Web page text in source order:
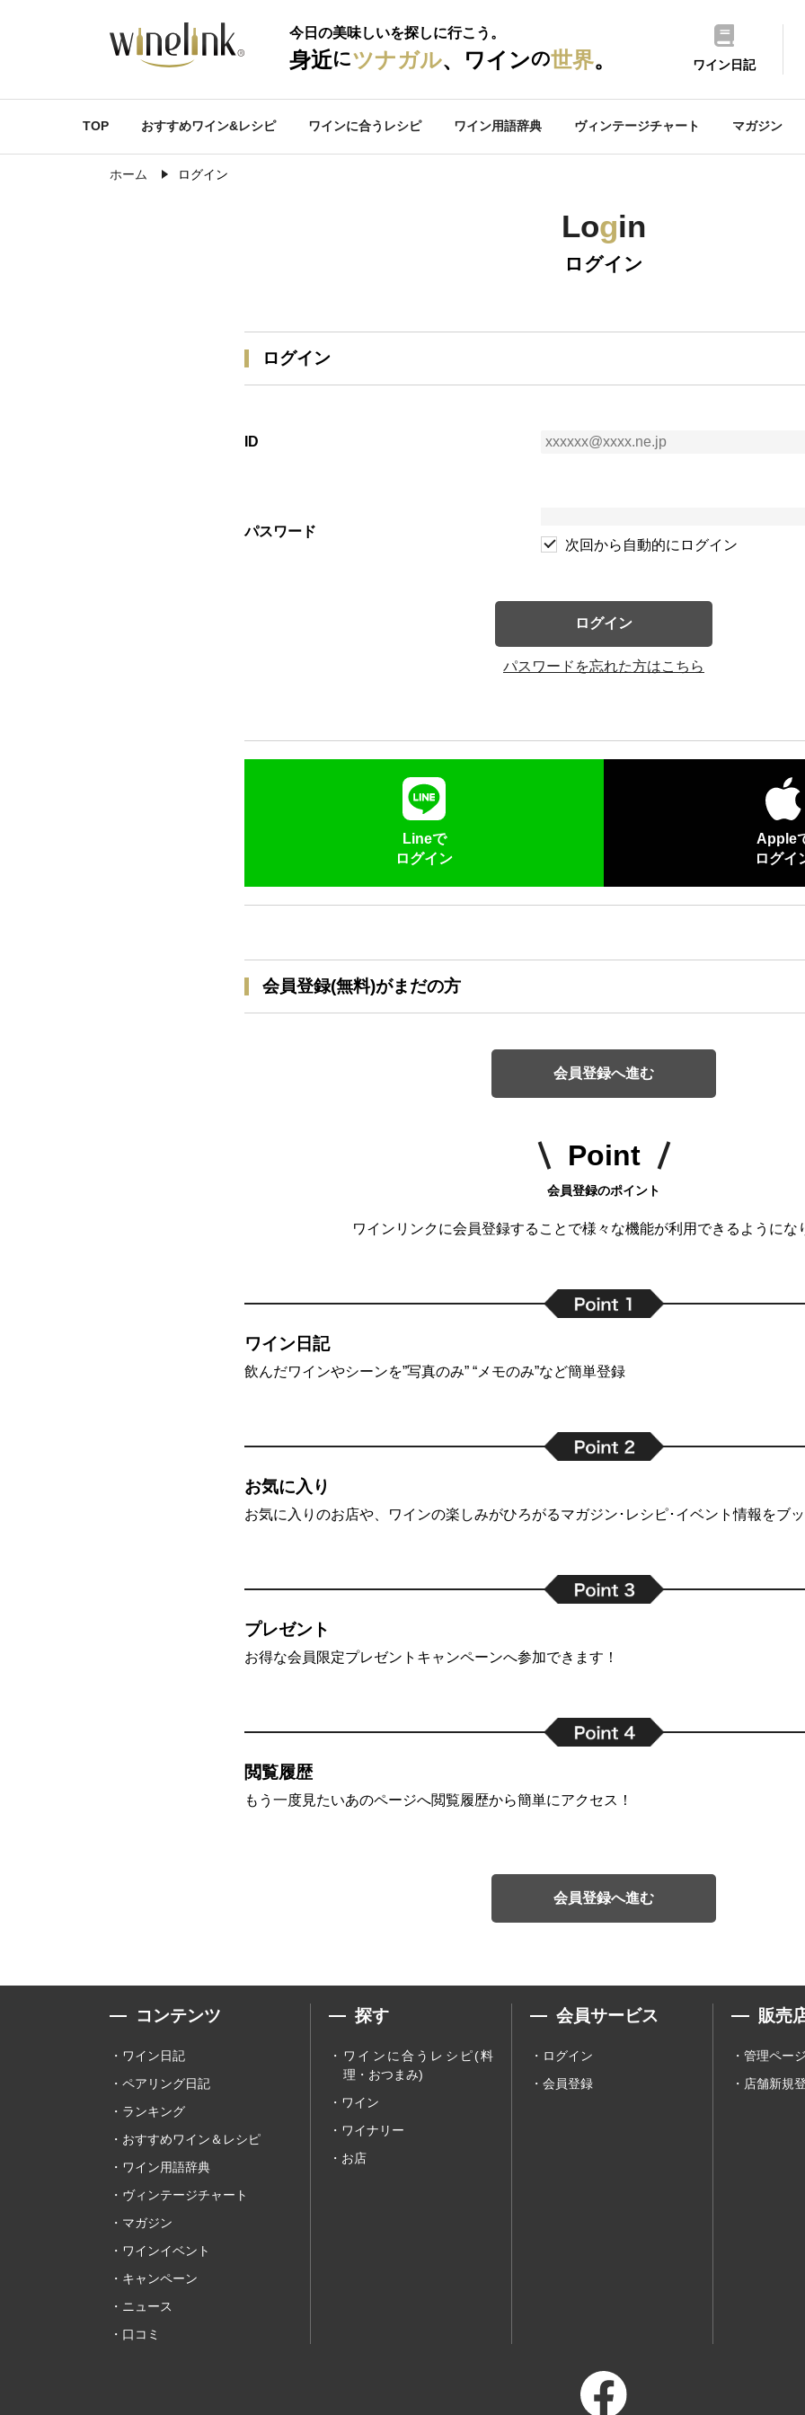
今日の美味しいを探しに行こう。
身近にツナガル、ワインの世界。 ワイン日記
TOP おすすめワイン&レシピ ワインに合うレシピ ワイン用語辞典 ヴィンテージチャート マガジン
ホーム ログイン
Login
ログイン
ログイン
ID
パスワード
次回から自動的にログイン
ログイン
パスワードを忘れた方はこちら
Lineで
ログイン
Apple
ログイ
会員登録(無料)がまだの方
会員登録へ進む
Point
会員登録のポイント
ワインリンクに会員登録することで様々な機能が利用できるようにな
ワイン日記
飲んだワインやシーンを”写真のみ” “メモのみ”など簡単登録
お気に入り
お気に入りのお店や、ワインの楽しみがひろがるマガジン･レシピ･イベント情報をブ
プレゼント
お得な会員限定プレゼントキャンペーンへ参加できます！
閲覧履歴
もう一度見たいあのページへ閲覧履歴から簡単にアクセス！
会員登録へ進む
コンテンツ
ワイン日記
ペアリング日記
ランキング
おすすめワイン＆レシピ
ワイン用語辞典
ヴィンテージチャート
マガジン
ワインイベント
キャンペーン
ニュース
口コミ
探す
ワインに合うレシピ(料
理・おつまみ)
ワイン
ワイナリー
お店
会員サービス
ログイン
会員登録
販売
管理ペー
店舗新規